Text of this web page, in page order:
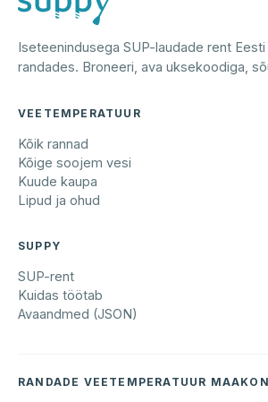
Iseteenindusega SUP-laudade rent Eesti
randades. Broneeri, ava uksekoodiga,
VEETEMPERATUUR
Kõik rannad
Kõige soojem vesi
Kuude kaupa
Lipud ja ohud
SUPPY
SUP-rent
Kuidas töötab
Avaandmed (JSON)
RANDADE VEETEMPERATUUR